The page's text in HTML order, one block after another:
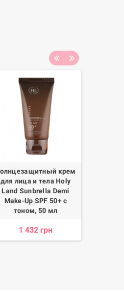
крем
для лица и тела Holy
Land Sunbrella Demi
Make-Up SPF 50+ с
тоном, 50 мл
1 432 грн